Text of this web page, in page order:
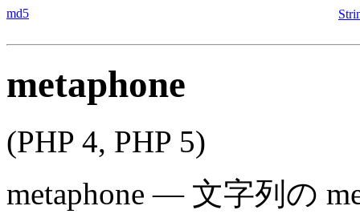
md5
metaphone
(PHP 4, PHP 5)
metaphone — 文字列の